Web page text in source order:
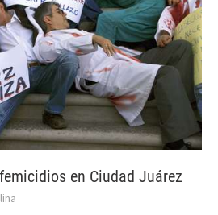
en Ciudad Juárez